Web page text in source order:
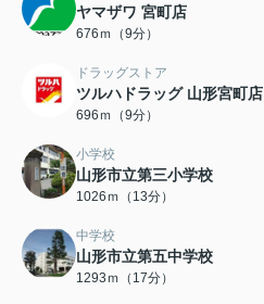
ヤマザワ 宮町店
676ｍ（9分）
ドラッグストア
ツルハドラッグ 山形宮町店
696ｍ（9分）
小学校
山形市立第三小学校
1026ｍ（13分）
中学校
山形市立第五中学校
1293ｍ（17分）